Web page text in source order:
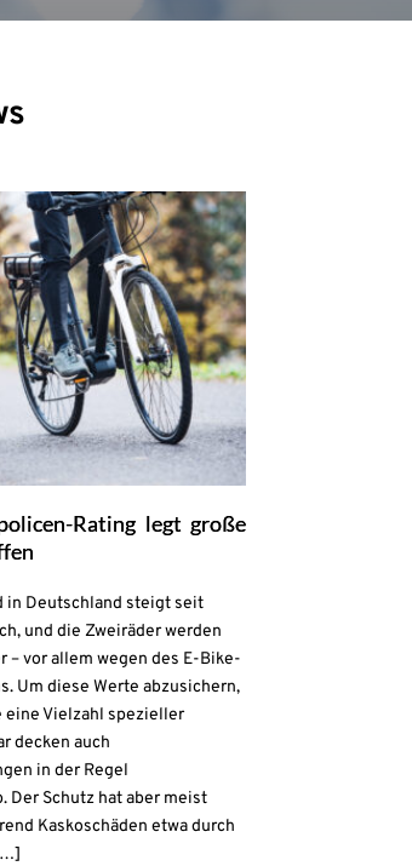
Rating legt große
in Deutschland steigt seit
und die Zweiräder werden
– vor allem wegen des E-Bike-
Um diese Werte abzusichern,
Vielzahl spezieller
decken auch
in der Regel
Der Schutz hat aber meist
Kaskoschäden etwa durch